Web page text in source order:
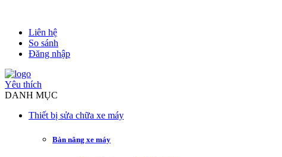
Liên hệ
So sánh
Đăng nhập
Yêu thích
DANH MỤC
Thiết bị sửa chữa xe máy
Bàn nâng xe máy